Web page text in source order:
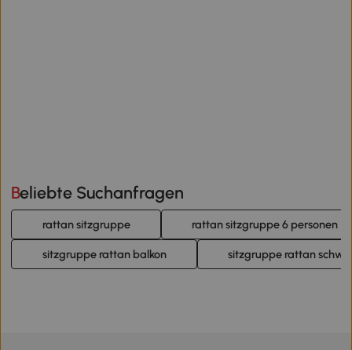
Beliebte Suchanfragen
rattan sitzgruppe rattan sitzgruppe 6 personen
sitzgruppe rattan balkon sitzgruppe rattan